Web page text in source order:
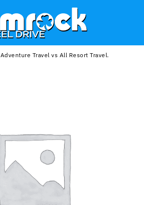
Adventure Travel vs All Resort Travel.